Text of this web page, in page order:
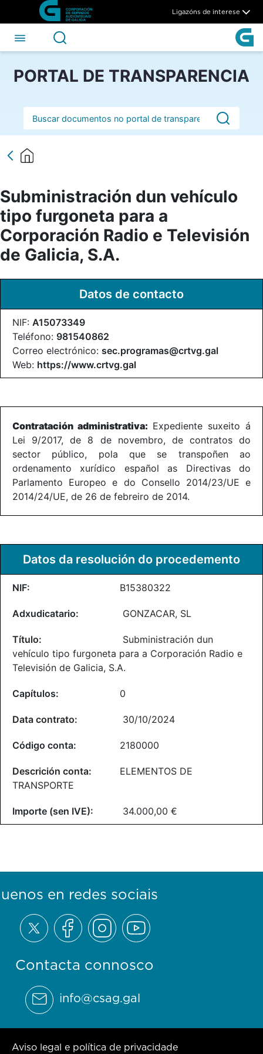
Skip to Main Content
Subministración dunLigazóns de interese
PORTAL DE TRANSPARENCIA
Barra de busca
Subministración dun vehículo
tipo furgoneta para a
Corporación Radio e Televisión
de Galicia, S.A.
Datos de contacto
NIF: A15073349
Teléfono: 981540862
Correo electrónico: sec.programas@crtvg.gal
Web: https://www.crtvg.gal
Contratación administrativa: Expediente suxeito á
Lei 9/2017, de 8 de novembro, de contratos do
sector público, pola que se transpoñen ao
ordenamento xurídico español as Directivas do
Parlamento Europeo e do Consello 2014/23/UE e
2014/24/UE, de 26 de febreiro de 2014.
Datos da resolución do procedemento
B15380322
GONZACAR, SL
Subministración dun
vehículo tipo furgoneta para a Corporación Radio e
Televisión de Galicia, S.A.
0
30/10/2024
2180000
ELEMENTOS DE
TRANSPORTE
34.000,00 €
Contacta connosco
info@csag.gal
en redes sociais
Aviso legal e política de privacidade